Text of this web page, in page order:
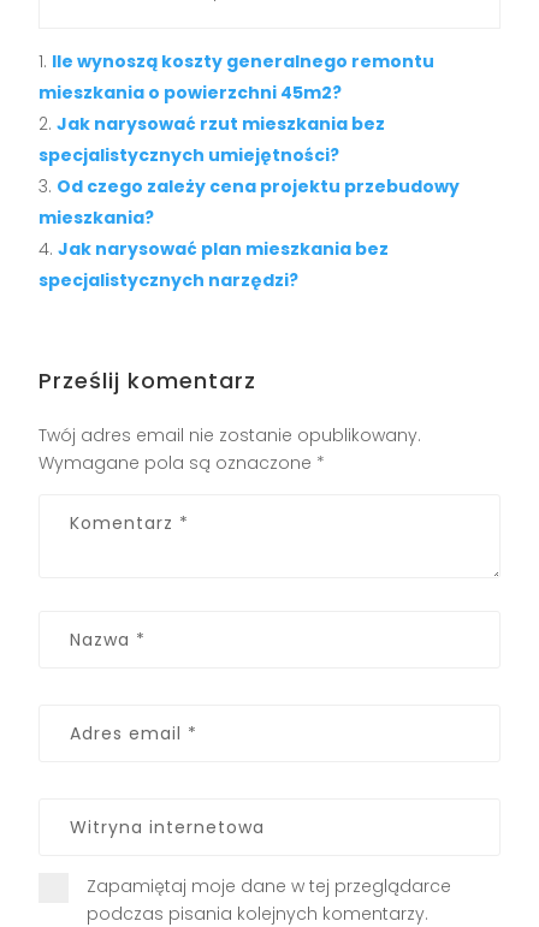
Ile wynoszą koszty generalnego remontu
mieszkania o powierzchni 45m2?
Jak narysować rzut mieszkania bez
specjalistycznych umiejętności?
Od czego zależy cena projektu przebudowy
mieszkania?
Jak narysować plan mieszkania bez
specjalistycznych narzędzi?
Prześlij komentarz
Twój adres email nie zostanie opublikowany.
Wymagane pola są oznaczone *
Zapamiętaj moje dane w tej przeglądarce
podczas pisania kolejnych komentarzy.